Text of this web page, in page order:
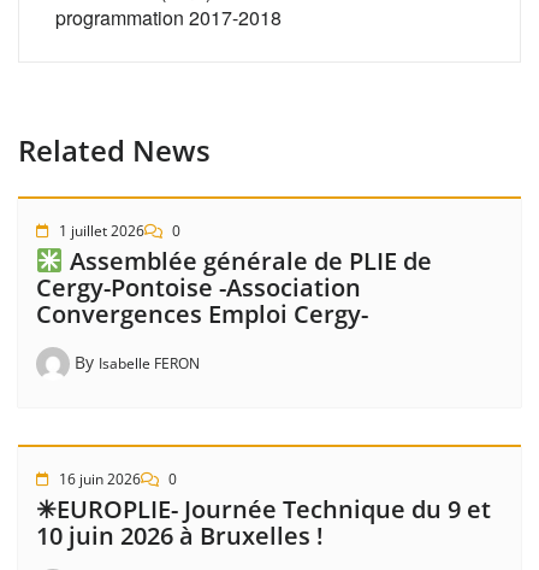
programmation 2017-2018
Related News
1 juillet 2026 0
Assemblée générale de PLIE de
Cergy-Pontoise -Association
Convergences Emploi Cergy-
By Isabelle FERON
16 juin 2026 0
✳EUROPLIE- Journée Technique du 9 et
10 juin 2026 à Bruxelles !